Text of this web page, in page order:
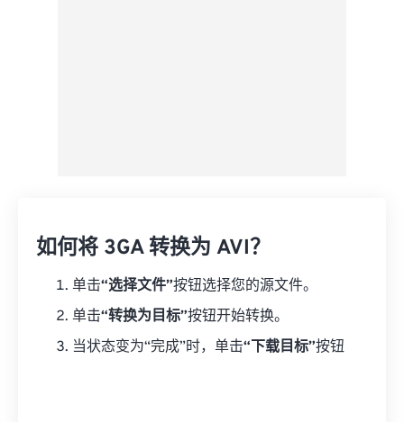
如何将 3GA 转换为 AVI？
单击“选择文件”按钮选择您的源文件。
单击“转换为目标”按钮开始转换。
当状态变为“完成”时，单击“下载目标”按钮